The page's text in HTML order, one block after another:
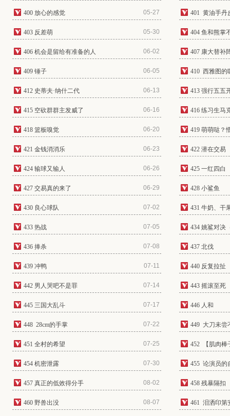
400 放心的感觉 05-27 401 黄油手丹
403 反差萌 05-30 404 鱼和熊掌
406 机会是留给有准备的人 06-02 407 康大替补
409 锤子 06-05 410 西雅图的
412 史蒂夫·纳什二代 06-13 413 强行五五
415 空砍群群主发威了 06-16 416 练习生马
418 篮板嗅觉 06-20 419 萌萌哒？
421 金钱消消乐 06-23 422 潜在交易
424 输球又输人 06-26 425 一红四白
427 交易真的来了 06-29 428 小鲨鱼
430 良心球队 07-02 431 牛奶、干
433 热战 07-05 434 姚鲨对决
436 捧杀 07-08 437 北伐
439 冲鸭 07-11 440 反复拉扯
442 男人哭吧不是罪 07-14 443 摇滚至死
445 三国大乱斗 07-17 446 人和
448 28cm的手掌 07-22 449 大刀未尝
451 全村的希望 07-25 452 【肌肉棒
454 机密泄露 07-30 455 论演员的
457 真正的低效得分手 08-02 458 残暴隔扣
460 野兽出没 08-07 461 泪洒印第